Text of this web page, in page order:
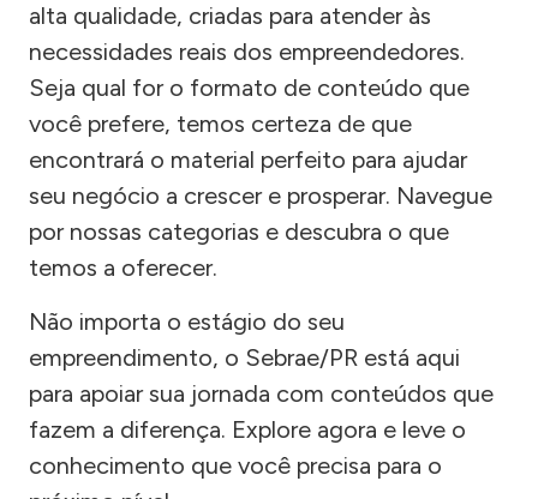
alta qualidade, criadas para atender às
necessidades reais dos empreendedores.
Seja qual for o formato de conteúdo que
você prefere, temos certeza de que
encontrará o material perfeito para ajudar
seu negócio a crescer e prosperar. Navegue
por nossas categorias e descubra o que
temos a oferecer.
Não importa o estágio do seu
empreendimento, o Sebrae/PR está aqui
para apoiar sua jornada com conteúdos que
fazem a diferença. Explore agora e leve o
conhecimento que você precisa para o